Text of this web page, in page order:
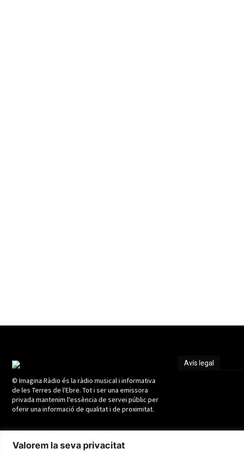
Valorem la seva privacitat
© Imagina Ràdio és la ràdio musical i informativa
de les Terres de l'Ebre. Tot i ser una emissora
privada mantenim l'essència de servei públic per
oferir una informació de qualitat i de proximitat.
Avís legal